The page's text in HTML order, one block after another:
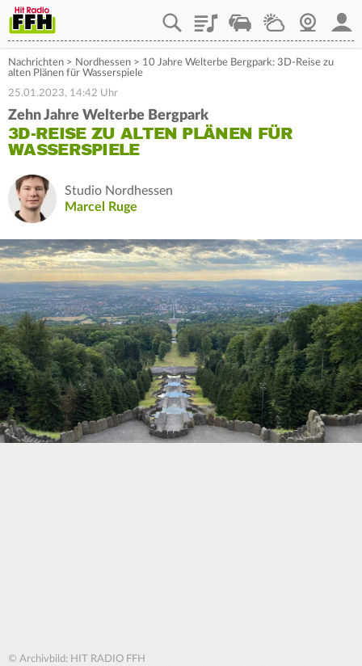
PlaylistStaupilotWetterWebcam
Nachrichten > Nordhessen > 10 Jahre Welterbe Bergpark: 3D-Reise zu
alten Plänen für Wasserspiele
25.01.2023, 14:42 Uhr
Zehn Jahre Welterbe Bergpark
3D-REISE ZU ALTEN PLÄNEN FÜR
WASSERSPIELE
Studio Nordhessen
Marcel Ruge
© Archivbild: HIT RADIO FFH